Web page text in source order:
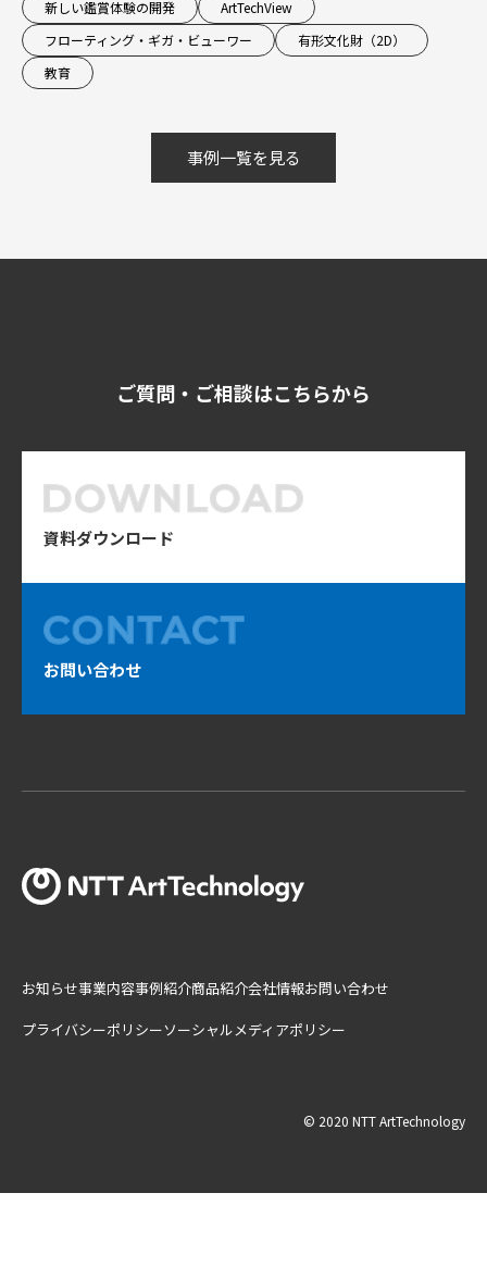
新しい鑑賞体験の開発
ArtTechView
フローティング・ギガ・ビューワー
有形文化財（2D）
教育
事例一覧を見る
ご質問・ご相談はこちらから
資料ダウンロード
お問い合わせ
お知らせ事業内容事例紹介商品紹介会社情報お問い合わせ
プライバシーポリシーソーシャルメディアポリシー
© 2020 NTT ArtTechnology